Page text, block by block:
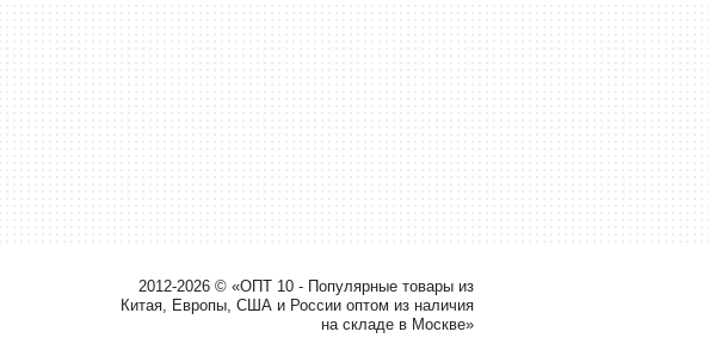
2012-2026 © «ОПТ 10 - Популярные товары из
Китая, Европы, США и России оптом из наличия
на складе в Москве»